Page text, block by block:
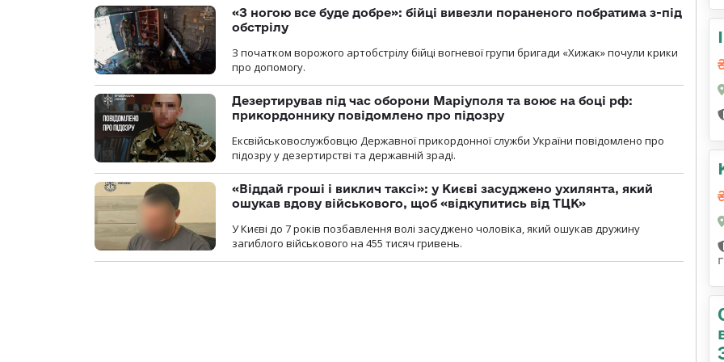
«З ногою все буде добре»: бійці вивезли пораненого побратима з-під
обстрілу
З початком ворожого артобстрілу бійці вогневої групи бригади «Хижак» почули крики
про допомогу.
Дезертирував під час оборони Маріуполя та воює на боці рф:
прикордоннику повідомлено про підозру
Ексвійськовослужбовцю Державної прикордонної служби України повідомлено про
підозру у дезертирстві та державній зраді.
«Віддай гроші і виклич таксі»: у Києві засуджено ухилянта, який
ошукав вдову військового, щоб «відкупитись від ТЦК»
У Києві до 7 років позбавлення волі засуджено чоловіка, який ошукав дружину
загиблого військового на 455 тисяч гривень.